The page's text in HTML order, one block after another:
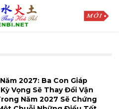
2027: Ba Con Giáp
Vọng Sẽ Thay Đổi Vận
Năm 2027 Sẽ Chứng